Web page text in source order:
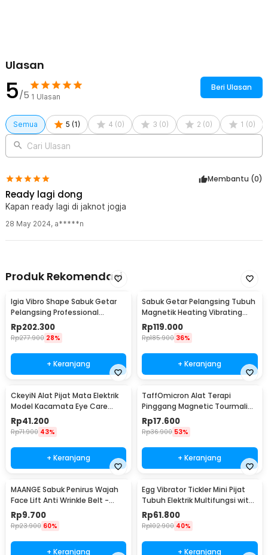
Ulasan
5/5 1 Ulasan
Beri Ulasan
Semua 5 (1 ) 4 (0) 3 (0) 2 (0) 1 (0)
Cari Ulasan
Membantu (0)
Ready lagi dong
Kapan ready lagi di jaknot jogja
28 May 2024, a*****n
Produk Rekomendasi
Igia Vibro Shape Sabuk Getar
Pelangsing Professional
Slimming 55W - MC0138
Rp202.300
Rp277.900 28%
+ Keranjang
Sabuk Getar Pelangsing Tubuh
Magnetik Heating Vibrating
Belt Massager - X5
Rp119.000
Rp185.900 36%
+ Keranjang
CkeyiN Alat Pijat Mata Elektrik
Model Kacamata Eye Care
Massager - MR818
Rp41.200
Rp71.900 43%
+ Keranjang
TaffOmicron Alat Terapi
Pinggang Magnetic Tourmaline
Nylon Size L
Rp17.600
Rp36.900 53%
+ Keranjang
MAANGE Sabuk Penirus Wajah
Face Lift Anti Wrinkle Belt -
TZ18
Rp9.700
Rp23.900 60%
+ Keranjang
Egg Vibrator Tickler Mini Pijat
Tubuh Elektrik Multifungsi with
Remote - 11829
Rp61.800
Rp102.900 40%
+ Keranjang